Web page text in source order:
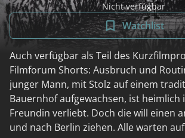
Nicht verfügbar
Watchlist
Auch verfügbar als Teil des
Filmforum Shorts: Ausbruch und Routine ⸺
junger Mann, mit Stolz auf einem
Bauernhof aufgewachsen, ist heimlich
Freundin verliebt. Doch die will einen
und nach Berlin ziehen. Alle warten